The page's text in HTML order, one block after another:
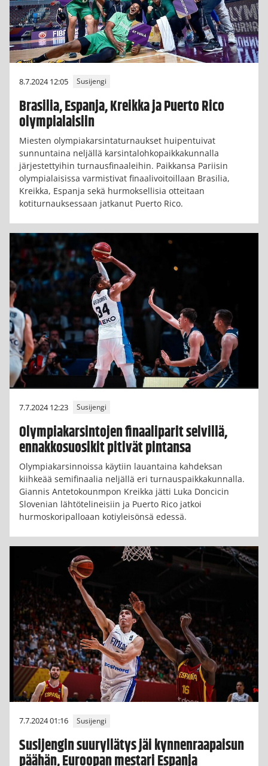
8.7.2024 12:05 Susijengi
Brasilia, Espanja, Kreikka ja Puerto Rico
olympialaisiin
Miesten olympiakarsintaturnaukset huipentuivat
sunnuntaina neljällä karsintalohkopaikkakunnalla
järjestettyihin turnausfinaaleihin. Paikkansa Pariisin
olympialaisissa varmistivat finaalivoitoillaan Brasilia,
Kreikka, Espanja sekä hurmoksellisia otteitaan
kotiturnauksessaan jatkanut Puerto Rico.
7.7.2024 12:23 Susijengi
Olympiakarsintojen finaaliparit selvillä,
ennakkosuosikit pitivät pintansa
Olympiakarsinnoissa käytiin lauantaina kahdeksan
kiihkeää semifinaalia neljällä eri turnauspaikkakunnalla.
Giannis Antetokounmpon Kreikka jätti Luka Doncicin
Slovenian lähtötelineisiin ja Puerto Rico jatkoi
hurmoskoripalloaan kotiyleisönsä edessä.
7.7.2024 01:16 Susijengi
Susijengin suuryllätys jäi kynnenraapaisun
päähän, Euroopan mestari Espanja